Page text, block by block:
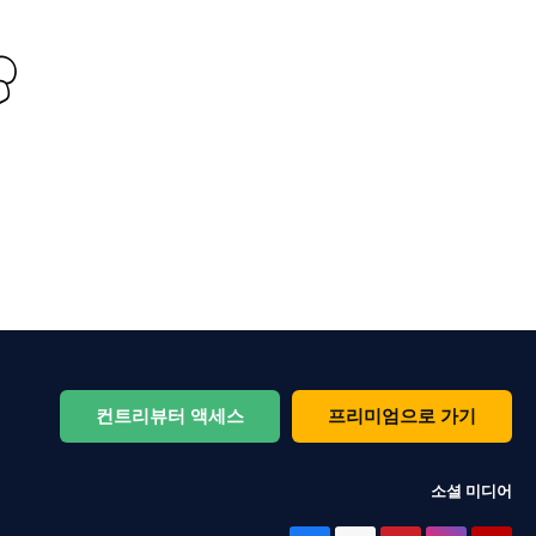
컨트리뷰터 액세스 프리미엄으로 가기
소셜 미디어